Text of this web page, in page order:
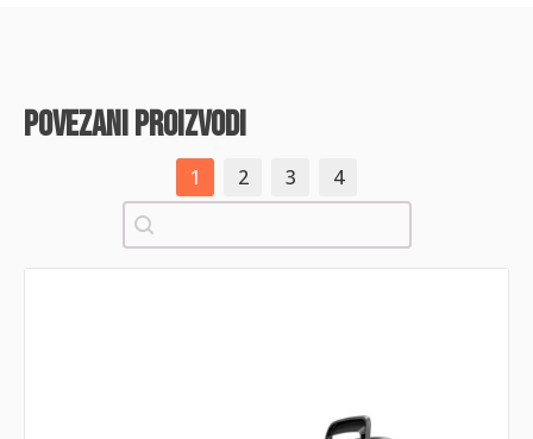
povezani proizvodi
1 2 3
4
Pretraži